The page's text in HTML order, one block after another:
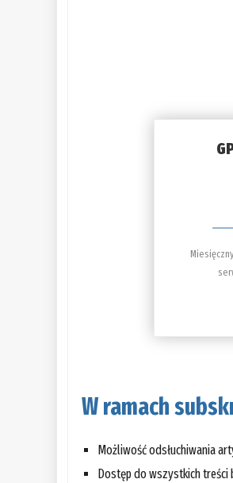
W ramach
Możliwość odsłuchiwania
Dostęp do wszystkich treści